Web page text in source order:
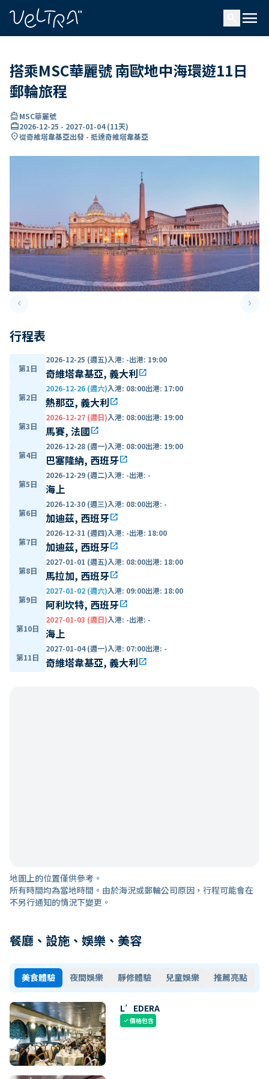
menu
搭乘MSC華麗號 南歐地中海環遊11日
郵輪旅程
directions_boatMSC華麗號
card_travel2026-12-25 - 2027-01-04(11天)
location_on從奇維塔韋基亞出發 - 抵達奇維塔韋基亞
keyboard_arrow_leftPrevious slide keyboard_arrow_right
行程表
第1日
2026-12-25 (週五)入港: -出港: 19:00
奇維塔韋基亞, 義大利open_in_new
第2日
2026-12-26 (週六)入港: 08:00出港: 17:00
熱那亞, 義大利open_in_new
第3日
2026-12-27 (週日)入港: 08:00出港: 19:00
馬賽, 法國open_in_new
第4日
2026-12-28 (週一)入港: 08:00出港: 19:00
巴塞隆納, 西班牙open_in_new
第5日
2026-12-29 (週二)入港: -出港: -
海上
第6日
2026-12-30 (週三)入港: 08:00出港: -
加迪茲, 西班牙open_in_new
第7日
2026-12-31 (週四)入港: -出港: 18:00
加迪茲, 西班牙open_in_new
第8日
2027-01-01 (週五)入港: 08:00出港: 18:00
馬拉加, 西班牙open_in_new
第9日
2027-01-02 (週六)入港: 09:00出港: 18:00
阿利坎特, 西班牙open_in_new
第10日
2027-01-03 (週日)入港: -出港: -
海上
第11日
2027-01-04 (週一)入港: 07:00出港: -
奇維塔韋基亞, 義大利open_in_new
地圖上的位置僅供參考。
所有時間均為當地時間。由於海況或郵輪公司原因，行程可能會在
不另行通知的情況下變更。
餐廳、設施、娛樂、美容
美食體驗 夜間娛樂 靜修體驗 兒童娛樂 推薦亮點
L’EDERA
check價格包含